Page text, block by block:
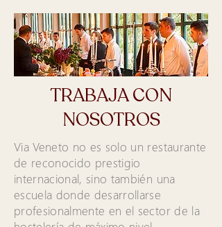
TRABAJA CON
NOSOTROS
Via Veneto no es solo un restaurante
de reconocido prestigio
internacional, sino también una
escuela donde desarrollarse
profesionalmente en el sector de la